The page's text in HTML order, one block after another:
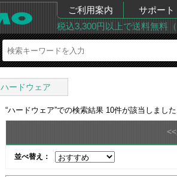
ご利用案内 サポート
税込3,300円以上で送料無料
ハードウェア
“ハードウェア”での検索結果 10件が該当しました
<<
並べ替え：